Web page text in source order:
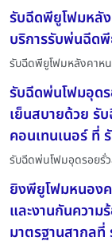
รับฉีดพียูโฟมหลั
บริการรับพ่นฉีด
รับฉีดพียูโฟมหลังคาห
รับฉีดพ่นโฟมอุด
เย็นสบายด้วย รั
คอนเทนเนอร์ ที่
รับฉีดพ่นโฟมอุดรอยรั่
ยิงพียูโฟมหนอง
และงานกันความ
มาตรฐานสากล